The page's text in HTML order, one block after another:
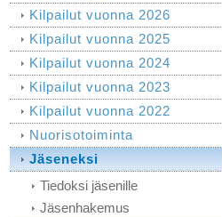
Kilpailut vuonna 2026
Kilpailut vuonna 2025
Kilpailut vuonna 2024
Kilpailut vuonna 2023
Kilpailut vuonna 2022
Nuorisotoiminta
Jäseneksi
Tiedoksi jäsenille
Jäsenhakemus